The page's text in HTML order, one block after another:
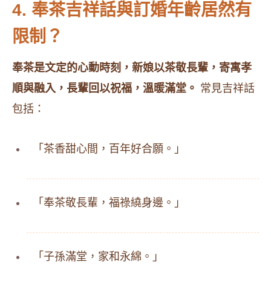
4. 奉茶吉祥話與訂婚年齡居然有
限制？
奉茶是文定的心動時刻，新娘以茶敬長輩，寄寓孝
順與融入，長輩回以祝福，溫暖滿堂。 常見吉祥話
包括：
「茶香甜心間，百年好合願。」
「奉茶敬長輩，福祿繞身邊。」
「子孫滿堂，家和永綿。」